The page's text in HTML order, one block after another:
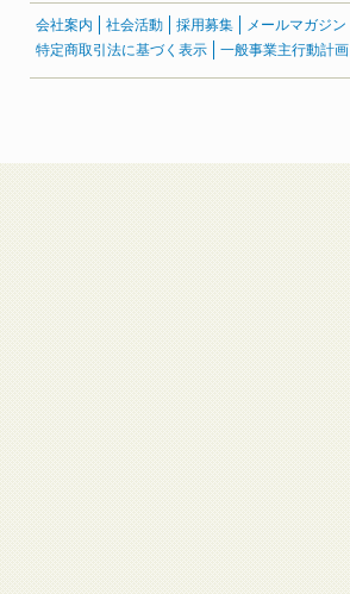
会社案内 社会活動 採用募集 メールマガジン
特定商取引法に基づく表示
一般事業主行動計画